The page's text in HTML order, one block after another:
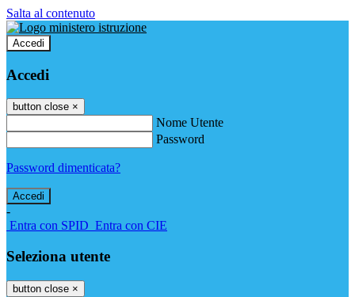
Salta al contenuto
Accedi
Accedi
button close ×
Nome Utente
Password
Password dimenticata?
-
Entra con SPID Entra con CIE
Seleziona utente
button close ×